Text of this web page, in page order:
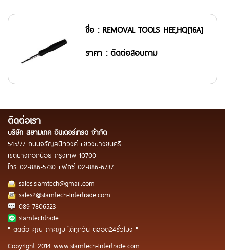
ชื่อ : REMOVAL TOOLS HEE,HQ[16A]
ราคา : ติดต่อสอบถาม
ติดต่อเรา
บริษัท สยามเทค อินเตอร์เทรด จำกัด
545/77 ถนนจรัญสนิทวงศ์ แขวงบางขุนศรี
เขตบางกอกน้อย กรุงเทพ 10700
โทร 02-886-5730 แฟกซ์ 02-886-6737
sales.siamtech@gmail.com
sales2@siamtech-intertrade.com
089-7806523
siamtechtrade
" ติดต่อ คุณ ภาคภูมิ ได้ทุกวัน ตลอด24ชั่วโมง "
Copyright 2014 www.siamtech-intertrade.com